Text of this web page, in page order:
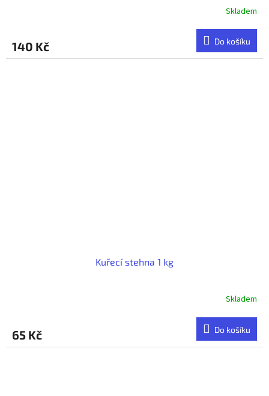
Skladem
140 Kč Do košíku
Kuřecí stehna 1 kg
Skladem
65 Kč Do košíku